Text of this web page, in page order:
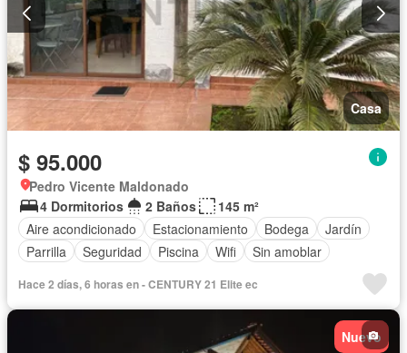
Casa
$ 95.000
Pedro Vicente Maldonado
4 Dormitorios
2 Baños
145 m²
Aire acondicionado
Estacionamiento Bodega
Jardín
Parrilla
Seguridad Piscina Wifi Sin amoblar
Hace 2 días, 6 horas en - CENTURY 21 Elite ec
Nuevo